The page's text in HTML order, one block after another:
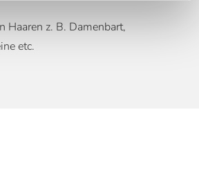
Haaren z. B. Damenbart,
etc.